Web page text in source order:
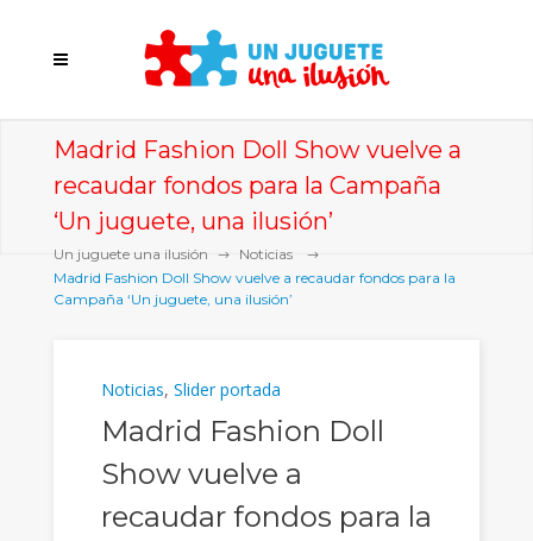
Madrid Fashion Doll Show vuelve a
recaudar fondos para la Campaña
‘Un juguete, una ilusión’
Un juguete una ilusión
Noticias
Madrid Fashion Doll Show vuelve a recaudar fondos para la
Campaña ‘Un juguete, una ilusión’
Noticias, Slider portada
Madrid Fashion Doll
Show vuelve a
recaudar fondos para la